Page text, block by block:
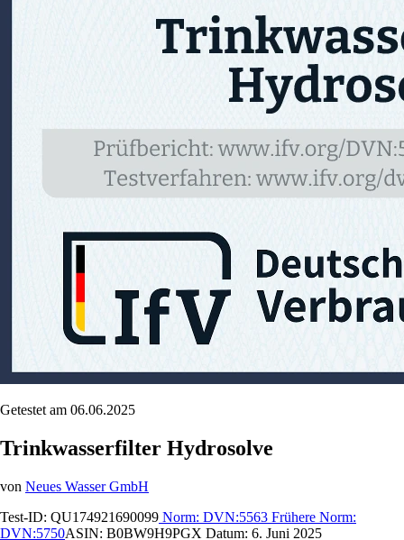
Getestet am 06.06.2025
Trinkwasserfilter Hydrosolve
von Neues Wasser GmbH
Test-ID: QU174921690099 Norm: DVN:5563 Frühere Norm:
DVN:5750ASIN: B0BW9H9PGX Datum: 6. Juni 2025